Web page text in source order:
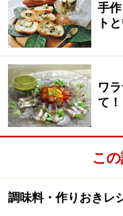
手
ト
ワ
て！
こ
調味料・作りおきレ